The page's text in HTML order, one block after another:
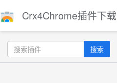
Crx4Chrome插件下载
搜索